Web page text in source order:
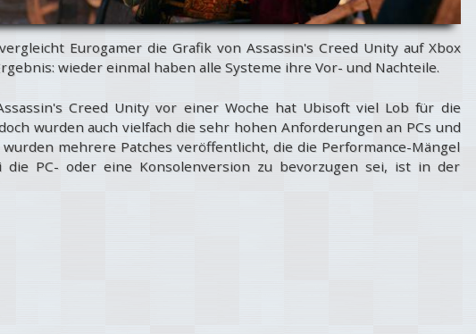
vergleicht Eurogamer die Grafik von Assassin's Creed Unity auf Xbox
wieder einmal haben alle Systeme ihre Vor- und Nachteile.
Creed Unity vor einer Woche hat Ubisoft viel Lob für die
wurden auch vielfach die sehr hohen Anforderungen an PCs und
mehrere Patches veröffentlicht, die die Performance-Mängel
die PC- oder eine Konsolenversion zu bevorzugen sei, ist in der